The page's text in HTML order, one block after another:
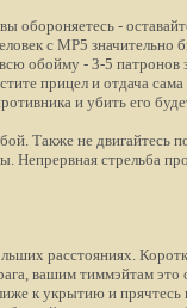
обороняетесь -
с МР5
обойму - 3-5 патронов
прицел и отдача
и убить его
Также не двигайтесь
стрельба
расстояниях.
вашим тиммэйтам
к укрытию и